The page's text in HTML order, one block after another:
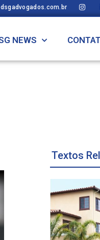
NEWS
Textos